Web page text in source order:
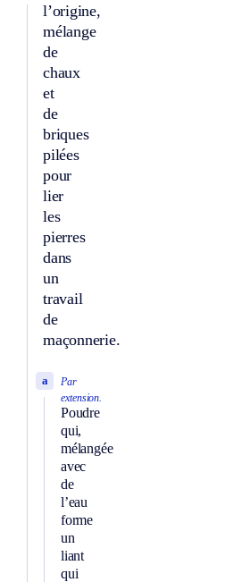
l’origine,
mélange
de
chaux
et
de
briques
pilées
pour
lier
les
pierres
dans
un
travail
de
maçonnerie.
Par
extension.
Poudre
qui,
mélangée
avec
de
l’eau
forme
un
liant
qui
a